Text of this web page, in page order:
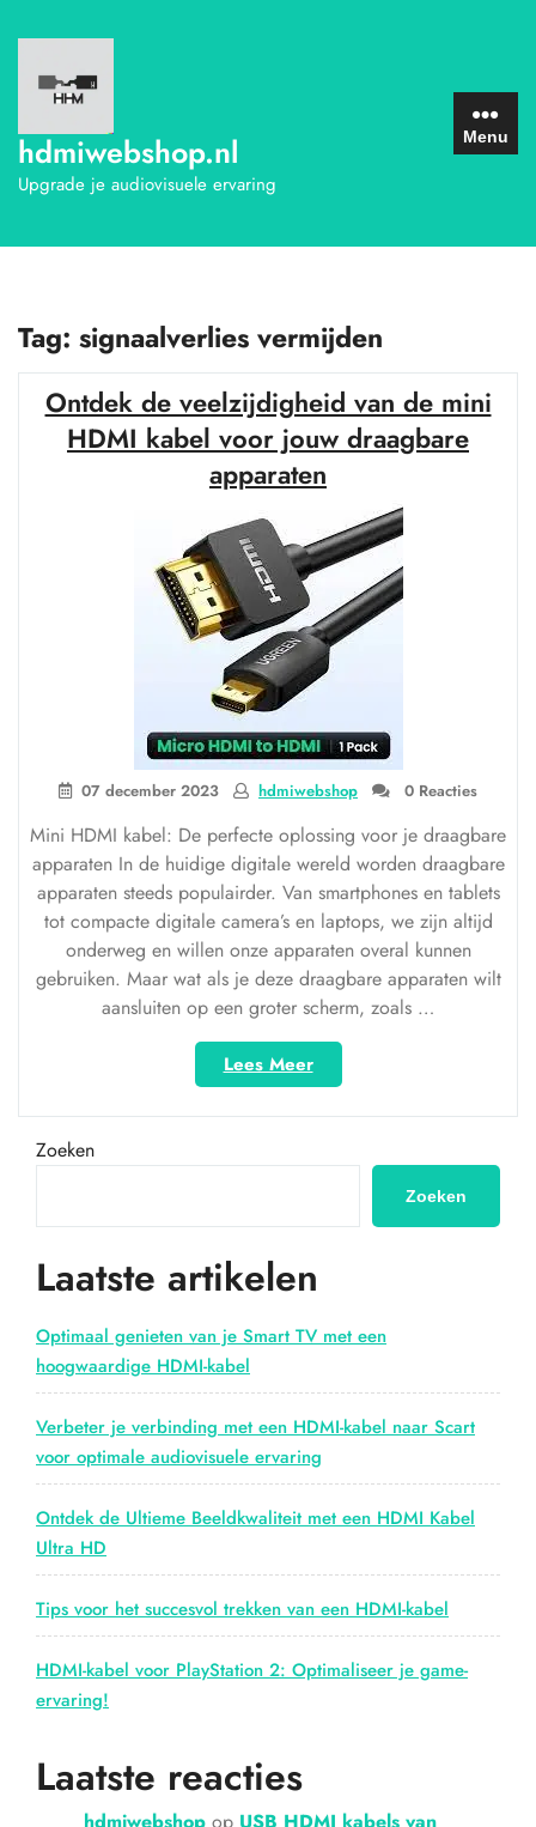
naar
inhoud
hdmiwebshop.nl
Upgrade je audiovisuele ervaring
Menu
Tag: signaalverlies vermijden
Ontdek de veelzijdigheid van de mini
HDMI kabel voor jouw draagbare
apparaten
07 december 2023 hdmiwebshop 0 Reacties
Mini HDMI kabel: De perfecte oplossing voor je draagbare
apparaten In de huidige digitale wereld worden draagbare
apparaten steeds populairder. Van smartphones en tablets
tot compacte digitale camera’s en laptops, we zijn altijd
onderweg en willen onze apparaten overal kunnen
gebruiken. Maar wat als je deze draagbare apparaten wilt
aansluiten op een groter scherm, zoals …
Lees Meer“Ontdek
de
veelzijdigheid
de
HDMI
voor
draagbare
apparaten”
Zoeken
Zoeken
Laatste artikelen
Optimaal genieten van je Smart TV met een
hoogwaardige HDMI-kabel
Verbeter je verbinding met een HDMI-kabel naar Scart
voor optimale audiovisuele ervaring
Ontdek de Ultieme Beeldkwaliteit met een HDMI Kabel
Ultra HD
Tips voor het succesvol trekken van een HDMI-kabel
HDMI-kabel voor PlayStation 2: Optimaliseer je game-
ervaring!
Laatste reacties